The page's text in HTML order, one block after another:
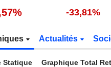
-33,81%
Actualités
Statique Graphique Total